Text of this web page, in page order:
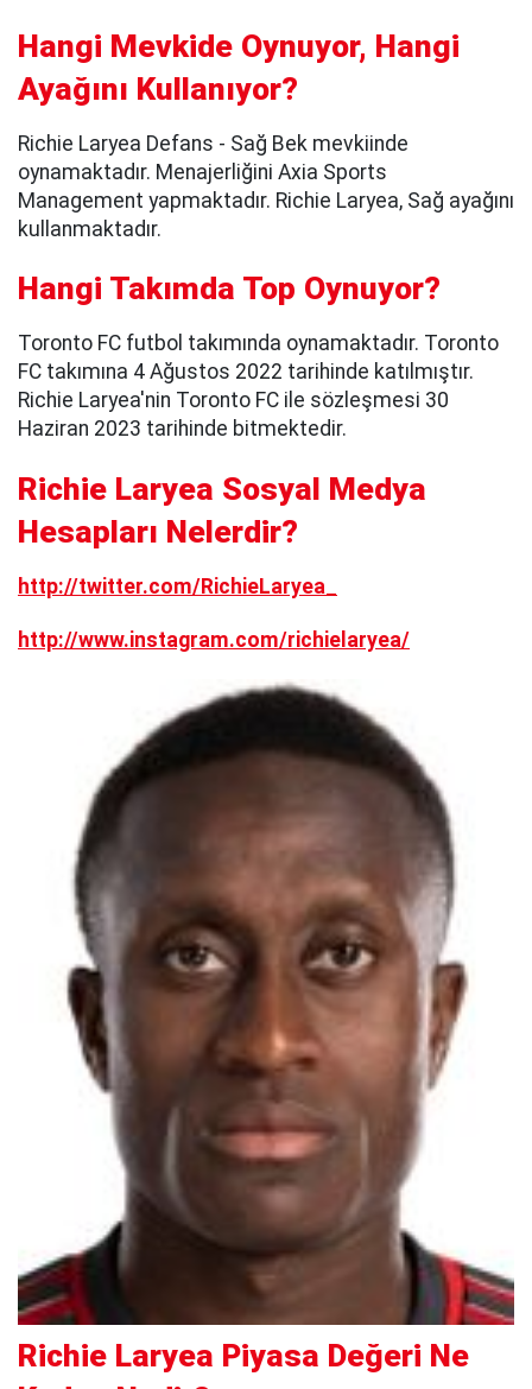
Hangi Mevkide Oynuyor, Hangi
Ayağını Kullanıyor?
Richie Laryea Defans - Sağ Bek mevkiinde
oynamaktadır. Menajerliğini Axia Sports
Management yapmaktadır. Richie Laryea, Sağ ayağını
kullanmaktadır.
Hangi Takımda Top Oynuyor?
Toronto FC futbol takımında oynamaktadır. Toronto
FC takımına 4 Ağustos 2022 tarihinde katılmıştır.
Richie Laryea'nin Toronto FC ile sözleşmesi 30
Haziran 2023 tarihinde bitmektedir.
Richie Laryea Sosyal Medya
Hesapları Nelerdir?
http://twitter.com/RichieLaryea_
http://www.instagram.com/richielaryea/
Richie Laryea Piyasa Değeri Ne